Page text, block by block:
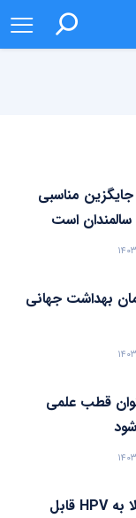
مناسبی
است
۲۲
بهداشت جهانی
۲۲
قطب علمی
۲۲
۹۰ درصد موارد ابتلا به HPV قابل